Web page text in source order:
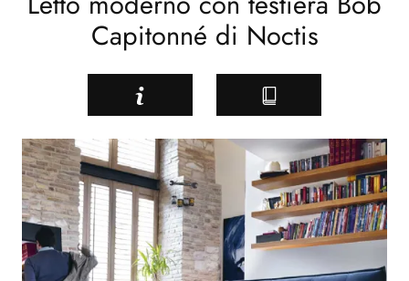
Capitonné di Noctis